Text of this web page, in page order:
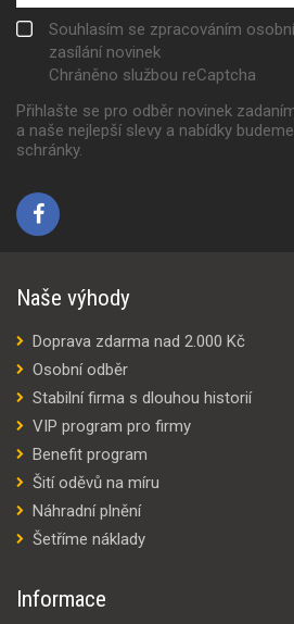
Souhlasím se zpracováním
zasílání novinek
Chráněno službou reCaptcha
Přihlašte se pro odběr novinek
a naše nejlepší slevy a nabídky
schránky.
Naše výhody
Doprava zdarma nad 2.000 Kč
Osobní odběr
Stabilní firma s dlouhou historií
VIP program pro firmy
Benefit program
Šití oděvů na míru
Náhradní plnění
Šetříme náklady
Informace